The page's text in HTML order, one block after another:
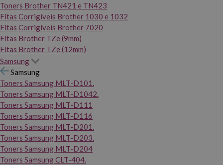
Toners Brother TN421 e TN423
Fitas Corrigíveis Brother 1030 e 1032
Fitas Corrigíveis Brother 7020
Fitas Brother TZe (9mm)
Fitas Brother TZe (12mm)
Samsung
Samsung
Toners Samsung MLT-D101.
Toners Samsung MLT-D1042.
Toners Samsung MLT-D111
Toners Samsung MLT-D116
Toners Samsung MLT-D201.
Toners Samsung MLT-D203.
Toners Samsung MLT-D204
Toners Samsung CLT-404.